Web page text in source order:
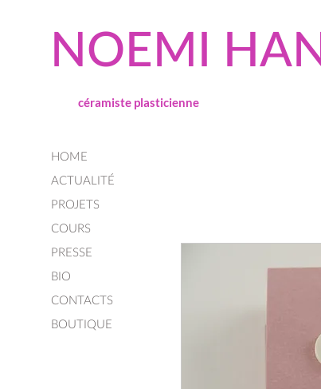
HOME
ACTUALITÉ
PROJETS
COURS
PRESSE
BIO
CONTACTS
BOUTIQUE
NOEMI
céramiste plasticienne